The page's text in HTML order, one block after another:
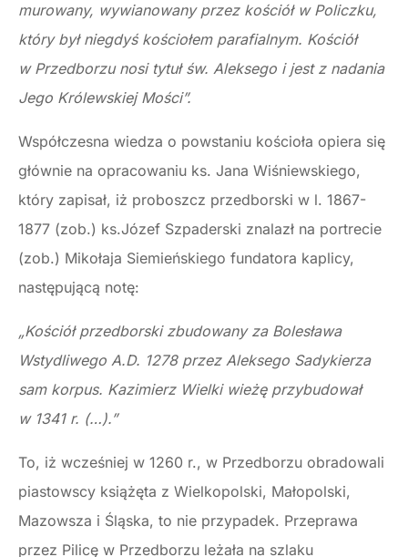
murowany, wywianowa­ny przez kościół w Policzku,
który był niegdyś kościołem parafialnym. Kościół
w Przedborzu nosi tytuł św. Aleksego i jest z nadania
Jego Kró­lewskiej Mości”.
Współczesna wiedza o powstaniu kościoła opiera się
głównie na opracowaniu ks. Jana Wiśniewskiego,
który zapisał, iż proboszcz przedborski w l. 1867-
1877 (zob.) ks.Józef Szpaderski znalazł na portrecie
(zob.) Mikołaja Siemieńskiego fundatora kaplicy,
następującą notę:
„Kościół przedborski zbudowany za Bolesława
Wstydliwego A.D. 1278 przez Aleksego Sadykierza
sam korpus. Kazimierz Wielki wieżę przybudował
w 1341 r. (…).”
To, iż wcześniej w 1260 r., w Przedborzu obradowali
piastowscy książęta z Wielkopolski, Małopolski,
Mazowsza i Śląska, to nie przypadek. Przeprawa
przez Pilicę w Przedborzu leżała na szlaku